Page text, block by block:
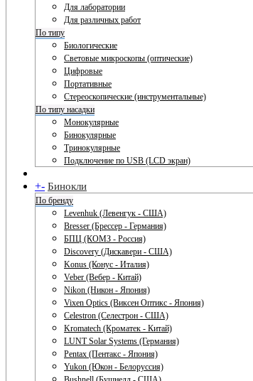
Для лаборатории
Для различных работ
По типу
Биологические
Световые микроскопы (оптические)
Цифровые
Портативные
Стереоскопические (инструментальные)
По типу насадки
Монокулярные
Бинокулярные
Тринокулярные
Подключение по USB (LCD экран)
+- Бинокли
По бренду
Levenhuk (Левенгук - США)
Bresser (Брессер - Германия)
БПЦ (КОМЗ - Россия)
Discovery (Дискавери - США)
Konus (Конус - Италия)
Veber (Вебер - Китай)
Nikon (Никон - Япония)
Vixen Optics (Виксен Оптикс - Япония)
Celestron (Селестрон - США)
Kromatech (Кроматек - Китай)
LUNT Solar Systems (Германия)
Pentax (Пентакс - Япония)
Yukon (Юкон - Белоруссия)